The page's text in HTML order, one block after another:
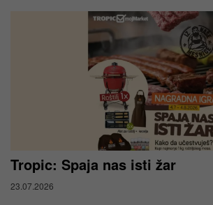
Tropic: Spaja nas isti žar
23.07.2026